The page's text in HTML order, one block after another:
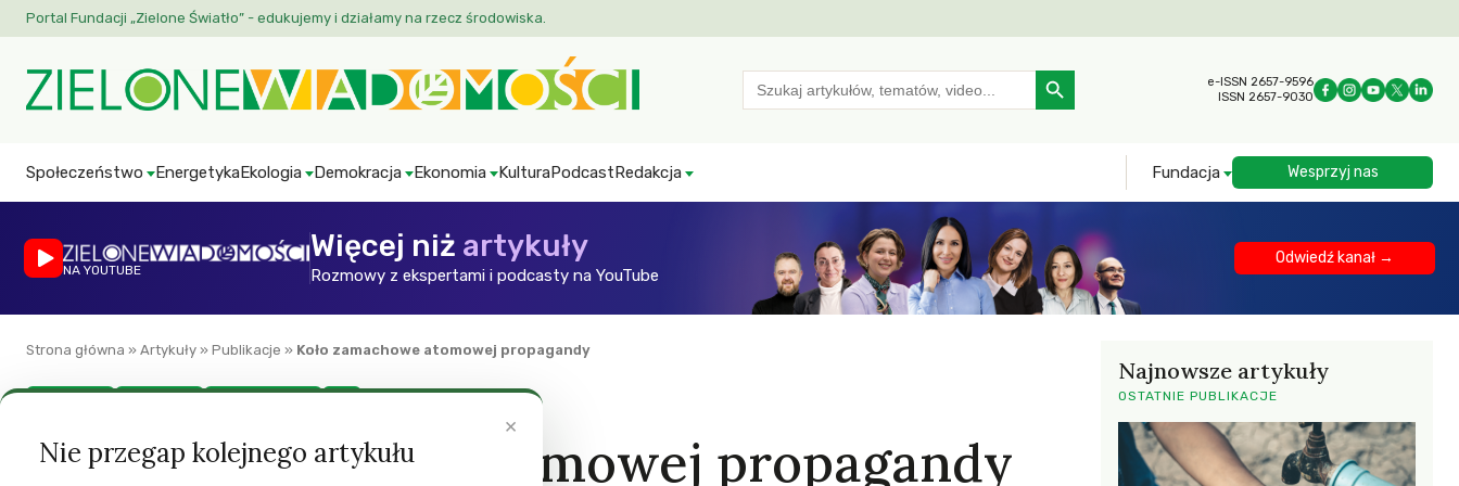
Portal Fundacji „Zielone Światło” - edukujemy i działamy na rzecz środowiska.
Search
for:
Search Button
e-ISSN 2657-9596
ISSN 2657-9030
Społeczeństwo EnergetykaEkologia Demokracja Ekonomia KulturaPodcastRedakcja Fundacja Wesprzyj nas
NA YOUTUBE
Więcej niż artykuły
Rozmowy z ekspertami i podcasty na YouTube
Odwiedź kanał →
Strona główna » Artykuły » Publikacje » Koło zamachowe atomowej propagandy
Koło zamachowe atomowej propagandy
Najnowsze artykuły
OSTATNIE PUBLIKACJE
×
Nie przegap kolejnego artykułu